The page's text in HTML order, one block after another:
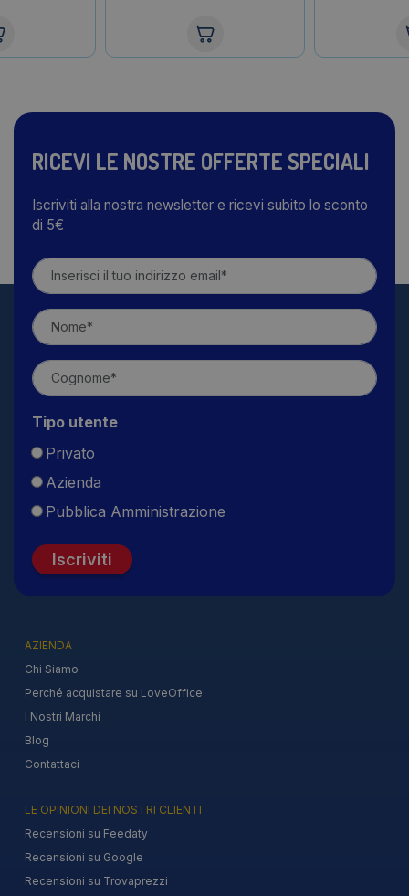
RICEVI LE NOSTRE OFFERTE SPECIALI
Iscriviti alla nostra newsletter e ricevi subito lo sconto
di 5€
Tipo utente
Privato
Azienda
Pubblica Amministrazione
Iscriviti
AZIENDA
Chi Siamo
Perché acquistare su LoveOffice
I Nostri Marchi
Blog
Contattaci
LE OPINIONI DEI NOSTRI CLIENTI
Recensioni su Feedaty
Recensioni su Google
Recensioni su Trovaprezzi